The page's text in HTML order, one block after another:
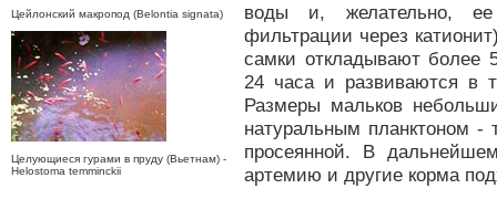
воды и, желательно,
фильтрации через
самки откладывают более
24 часа и развиваются в
Размеры мальков
натуральным планктоном
просеянной. В
артемию и другие корма
Цейлонский макропод (Belontia signata)
Целующиеся гурами в пруду (Вьетнам) -
Helostoma temminckii